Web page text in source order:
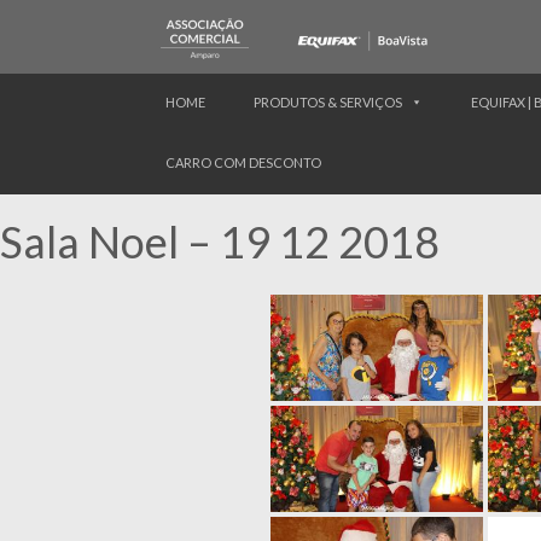
HOME PRODUTOS & SERVIÇOS EQUIFAX |
CARRO COM DESCONTO
Sala Noel – 19 12 2018